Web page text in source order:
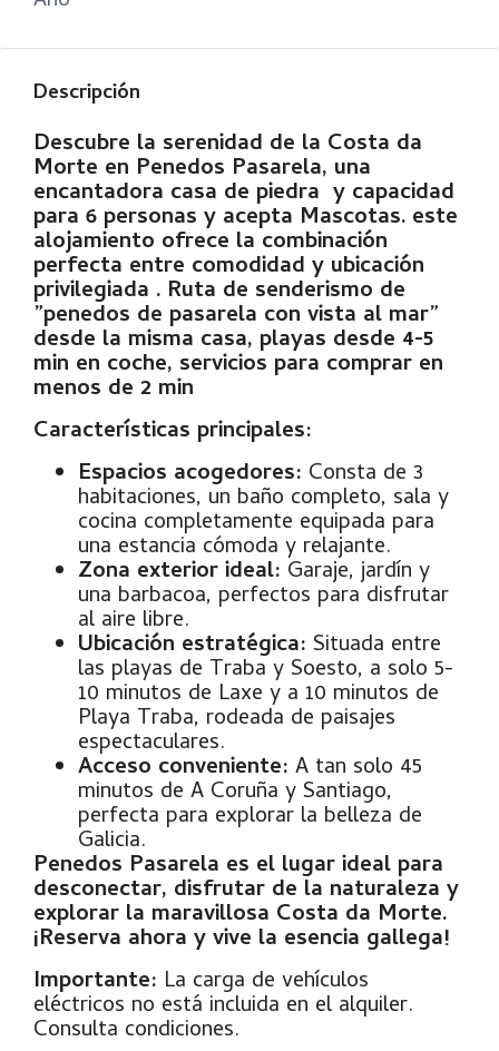
Descripción
Descubre la serenidad de la Costa da
Morte en Penedos Pasarela, una
encantadora casa de piedra y capacidad
para 6 personas y acepta Mascotas. este
alojamiento ofrece la combinación
perfecta entre comodidad y ubicación
privilegiada . Ruta de senderismo de
”penedos de pasarela con vista al mar”
desde la misma casa, playas desde 4-5
min en coche, servicios para comprar en
menos de 2 min
Características principales:
Espacios acogedores: Consta de 3
habitaciones, un baño completo, sala y
cocina completamente equipada para
una estancia cómoda y relajante.
Zona exterior ideal: Garaje, jardín y
una barbacoa, perfectos para disfrutar
al aire libre.
Ubicación estratégica: Situada entre
las playas de Traba y Soesto, a solo 5-
10 minutos de Laxe y a 10 minutos de
Playa Traba, rodeada de paisajes
espectaculares.
Acceso conveniente: A tan solo 45
minutos de A Coruña y Santiago,
perfecta para explorar la belleza de
Galicia.
Penedos Pasarela es el lugar ideal para
desconectar, disfrutar de la naturaleza y
explorar la maravillosa Costa da Morte.
¡Reserva ahora y vive la esencia gallega!
Importante: La carga de vehículos
eléctricos no está incluida en el alquiler.
Consulta condiciones.